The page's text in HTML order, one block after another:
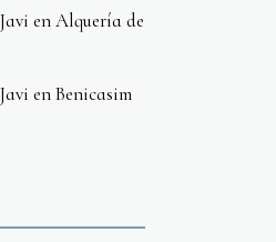
en Alquería de
en Benicasim